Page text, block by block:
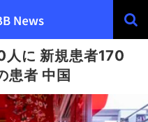
人に 新規患者170
患者 中国